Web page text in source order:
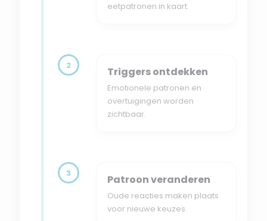
eetpatronen in kaart.
2 Triggers ontdekken
Emotionele patronen en
overtuigingen worden
zichtbaar.
3 Patroon veranderen
Oude reacties maken plaats
voor nieuwe keuzes.